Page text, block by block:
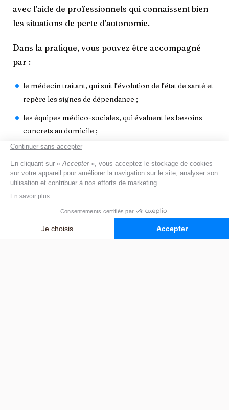
avec l’aide de professionnels qui connaissent bien
les situations de perte d’autonomie.
Dans la pratique, vous pouvez être accompagné
par :
le médecin traitant, qui suit l’évolution de l’état de santé et
repère les signes de dépendance ;
les équipes médico-sociales, qui évaluent les besoins
concrets au domicile ;
les services d’évaluation à domicile, qui observent les
difficultés dans la vie de tous les jours.
Leur rôle est d’apporter un regard extérieur et de
vous aider à comprendre si la situation de votre
proche nécessite une prise en charge en
établissement médicalisé.